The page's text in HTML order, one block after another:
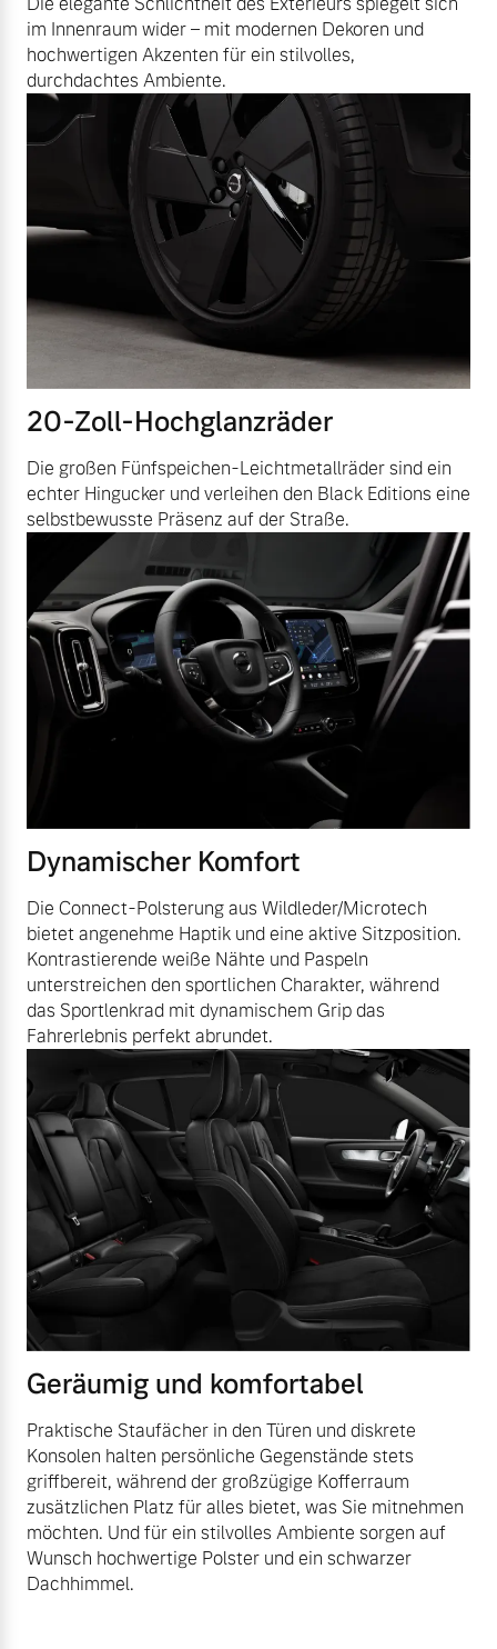
im Innenraum wider – mit modernen Dekoren und
hochwertigen Akzenten für ein stilvolles,
durchdachtes Ambiente.
20-Zoll-Hochglanzräder
Die großen Fünfspeichen-Leichtmetallräder sind ein
echter Hingucker und verleihen den Black Editions eine
selbstbewusste Präsenz auf der Straße.
Dynamischer Komfort
Die Connect-Polsterung aus Wildleder/Microtech
bietet angenehme Haptik und eine aktive Sitzposition.
Kontrastierende weiße Nähte und Paspeln
unterstreichen den sportlichen Charakter, während
das Sportlenkrad mit dynamischem Grip das
Fahrerlebnis perfekt abrundet.
Geräumig und komfortabel
Praktische Staufächer in den Türen und diskrete
Konsolen halten persönliche Gegenstände stets
griffbereit, während der großzügige Kofferraum
zusätzlichen Platz für alles bietet, was Sie mitnehmen
möchten. Und für ein stilvolles Ambiente sorgen auf
Wunsch hochwertige Polster und ein schwarzer
Dachhimmel.